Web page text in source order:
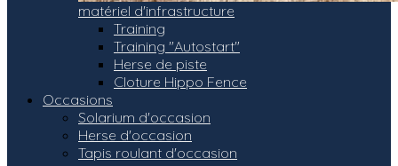
matériel d'infrastructure
Training
Training "Autostart"
Herse de piste
Cloture Hippo Fence
Occasions
Solarium d'occasion
Herse d'occasion
Tapis roulant d'occasion